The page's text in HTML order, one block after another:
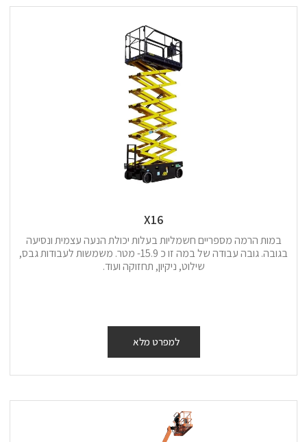
X16
במות הרמה מספריים חשמליות בעלות יכולת הנעה עצמית ונסיעה
בגובה. גובה עבודה של במה זו כ 15.9- מטר. משמשות לעבודות גבס,
שילוט, ניקיון, תחזוקה ועוד.
למפרט מלא